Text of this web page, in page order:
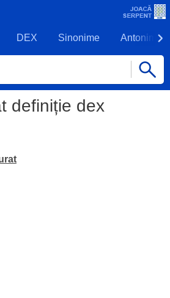
DEX Sinonime Antonime
definiție dex